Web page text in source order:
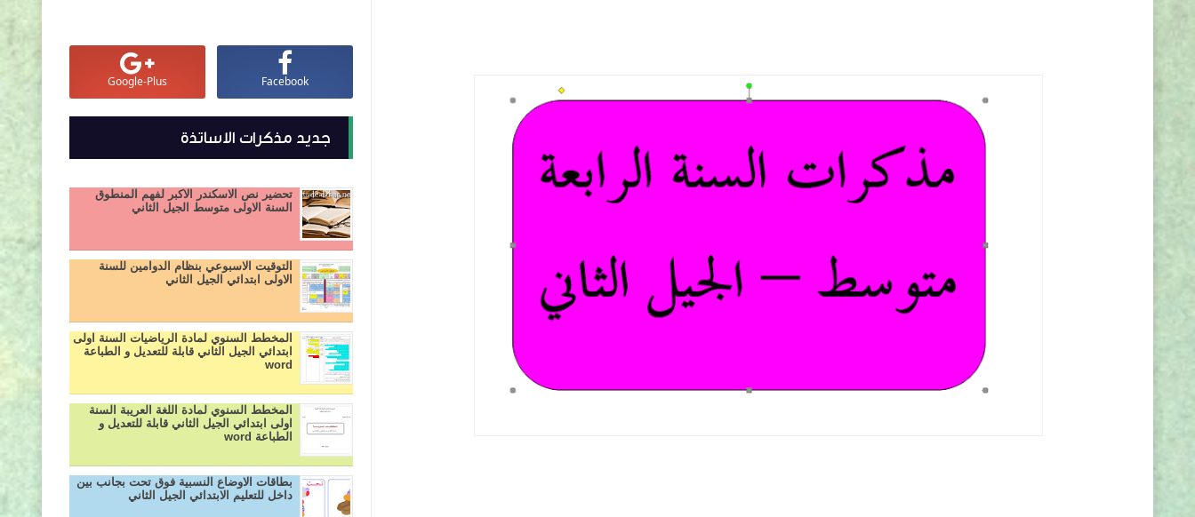
Facebook
Google-Plus
جديد مذكرات الاساتذة
تحضير نص الاسكندر الاكبر لفهم المنطوق
السنة الاولى متوسط الجيل الثاني
التوقيت الاسبوعي بنظام الدوامين للسنة
الاولى ابتدائي الجيل الثاني
المخطط السنوي لمادة الرياضيات السنة اولى
ابتدائي الجيل الثاني قابلة للتعديل و الطباعة
word
المخطط السنوي لمادة اللغة العريبة السنة
اولى ابتدائي الجيل الثاني قابلة للتعديل و
الطباعة word
بطاقات الاوضاع النسبية فوق تحت بجانب بين
داخل للتعليم الابتدائي الجيل الثاني